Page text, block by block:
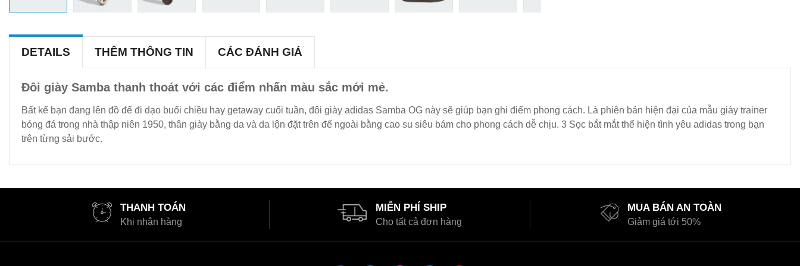
DETAILS THÊM THÔNG TIN CÁC ĐÁNH GIÁ
Đôi giày Samba thanh thoát với các điểm nhấn màu sắc mới mẻ.
Bất kể bạn đang lên đồ để đi dạo buổi chiều hay getaway cuối tuần, đôi giày adidas Samba OG này sẽ giúp bạn ghi điểm phong cách. Là phiên bản hiện đại của mẫu giày trainer
bóng đá trong nhà thập niên 1950, thân giày bằng da và da lộn đặt trên đế ngoài bằng cao su siêu bám cho phong cách dễ chịu. 3 Sọc bắt mắt thể hiện tình yêu adidas trong bạn
trên từng sải bước.
THANH TOÁN
Khi nhận hàng
MIỄN PHÍ SHIP
Cho tất cả đơn hàng
MUA BÁN AN TOÀN
Giảm giá tới 50%